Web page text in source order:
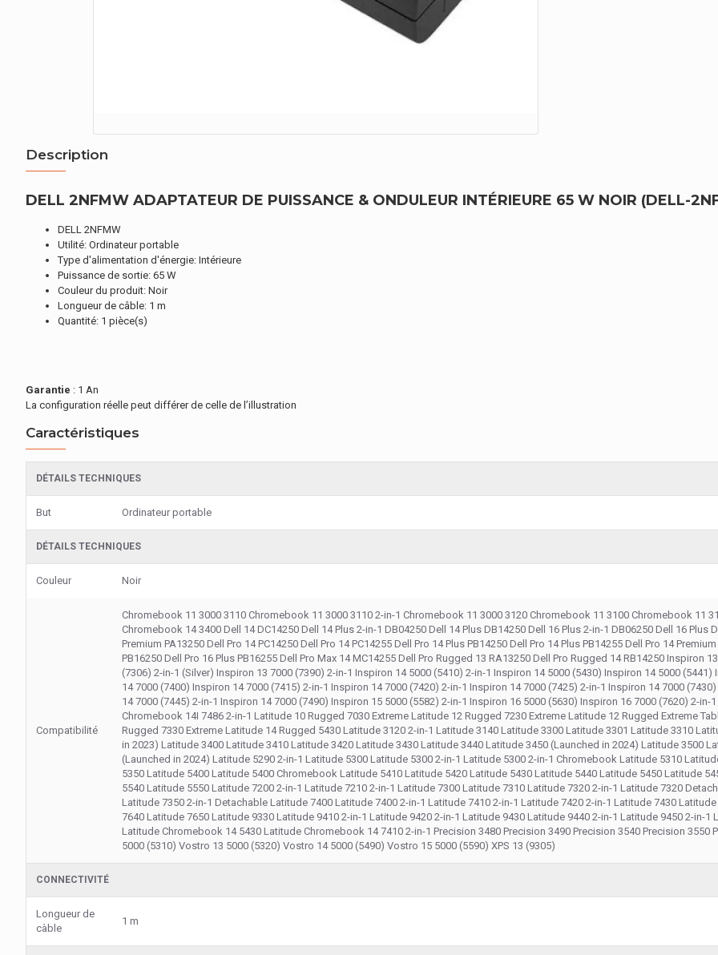
Description
DELL 2NFMW ADAPTATEUR DE PUISSANCE & ONDULEUR INTÉRIEURE 65 W NOIR (DELL-
DELL 2NFMW
Utilité: Ordinateur portable
Type d'alimentation d'énergie: Intérieure
Puissance de sortie: 65 W
Couleur du produit: Noir
Longueur de câble: 1 m
Quantité: 1 pièce(s)
Garantie : 1 An
La configuration réelle peut différer de celle de l’illustration
Caractéristiques
DÉTAILS TECHNIQUES
But Ordinateur portable
DÉTAILS TECHNIQUES
Couleur Noir
Compatibilité
Chromebook 11 3000 3110 Chromebook 11 3000 3110 2-in-1 Chromebook 11 3000 3120 Chromebook 11 3100 Chromebook 11
Chromebook 14 3400 Dell 14 DC14250 Dell 14 Plus 2-in-1 DB04250 Dell 14 Plus DB14250 Dell 16 Plus 2-in-1 DB06250 Dell 16 Plus
Premium PA13250 Dell Pro 14 PC14250 Dell Pro 14 PC14255 Dell Pro 14 Plus PB14250 Dell Pro 14 Plus PB14255 Dell Pro 14
PB16250 Dell Pro 16 Plus PB16255 Dell Pro Max 14 MC14255 Dell Pro Rugged 13 RA13250 Dell Pro Rugged 14 RB14250
(7306) 2-in-1 (Silver) Inspiron 13 7000 (7390) 2-in-1 Inspiron 14 5000 (5410) 2-in-1 Inspiron 14 5000 (5430) Inspiron 14 5000
14 7000 (7400) Inspiron 14 7000 (7415) 2-in-1 Inspiron 14 7000 (7420) 2-in-1 Inspiron 14 7000 (7425) 2-in-1 Inspiron 14 7000
14 7000 (7445) 2-in-1 Inspiron 14 7000 (7490) Inspiron 15 5000 (5582) 2-in-1 Inspiron 16 5000 (5630) Inspiron 16 7000 (7620) 2-
Chromebook 14I 7486 2-in-1 Latitude 10 Rugged 7030 Extreme Latitude 12 Rugged 7230 Extreme Latitude 12 Rugged Extreme
Rugged 7330 Extreme Latitude 14 Rugged 5430 Latitude 3120 2-in-1 Latitude 3140 Latitude 3300 Latitude 3301 Latitude 3310
in 2023) Latitude 3400 Latitude 3410 Latitude 3420 Latitude 3430 Latitude 3440 Latitude 3450 (Launched in 2024) Latitude 3500
(Launched in 2024) Latitude 5290 2-in-1 Latitude 5300 Latitude 5300 2-in-1 Latitude 5300 2-in-1 Chromebook Latitude 5310
5350 Latitude 5400 Latitude 5400 Chromebook Latitude 5410 Latitude 5420 Latitude 5430 Latitude 5440 Latitude 5450 Latitude
5540 Latitude 5550 Latitude 7200 2-in-1 Latitude 7210 2-in-1 Latitude 7300 Latitude 7310 Latitude 7320 2-in-1 Latitude 7320
Latitude 7350 2-in-1 Detachable Latitude 7400 Latitude 7400 2-in-1 Latitude 7410 2-in-1 Latitude 7420 2-in-1 Latitude 7430
7640 Latitude 7650 Latitude 9330 Latitude 9410 2-in-1 Latitude 9420 2-in-1 Latitude 9430 Latitude 9440 2-in-1 Latitude 9450 2-in-
Latitude Chromebook 14 5430 Latitude Chromebook 14 7410 2-in-1 Precision 3480 Precision 3490 Precision 3540 Precision 3550
5000 (5310) Vostro 13 5000 (5320) Vostro 14 5000 (5490) Vostro 15 5000 (5590) XPS 13 (9305)
CONNECTIVITÉ
Longueur de
càble
1 m